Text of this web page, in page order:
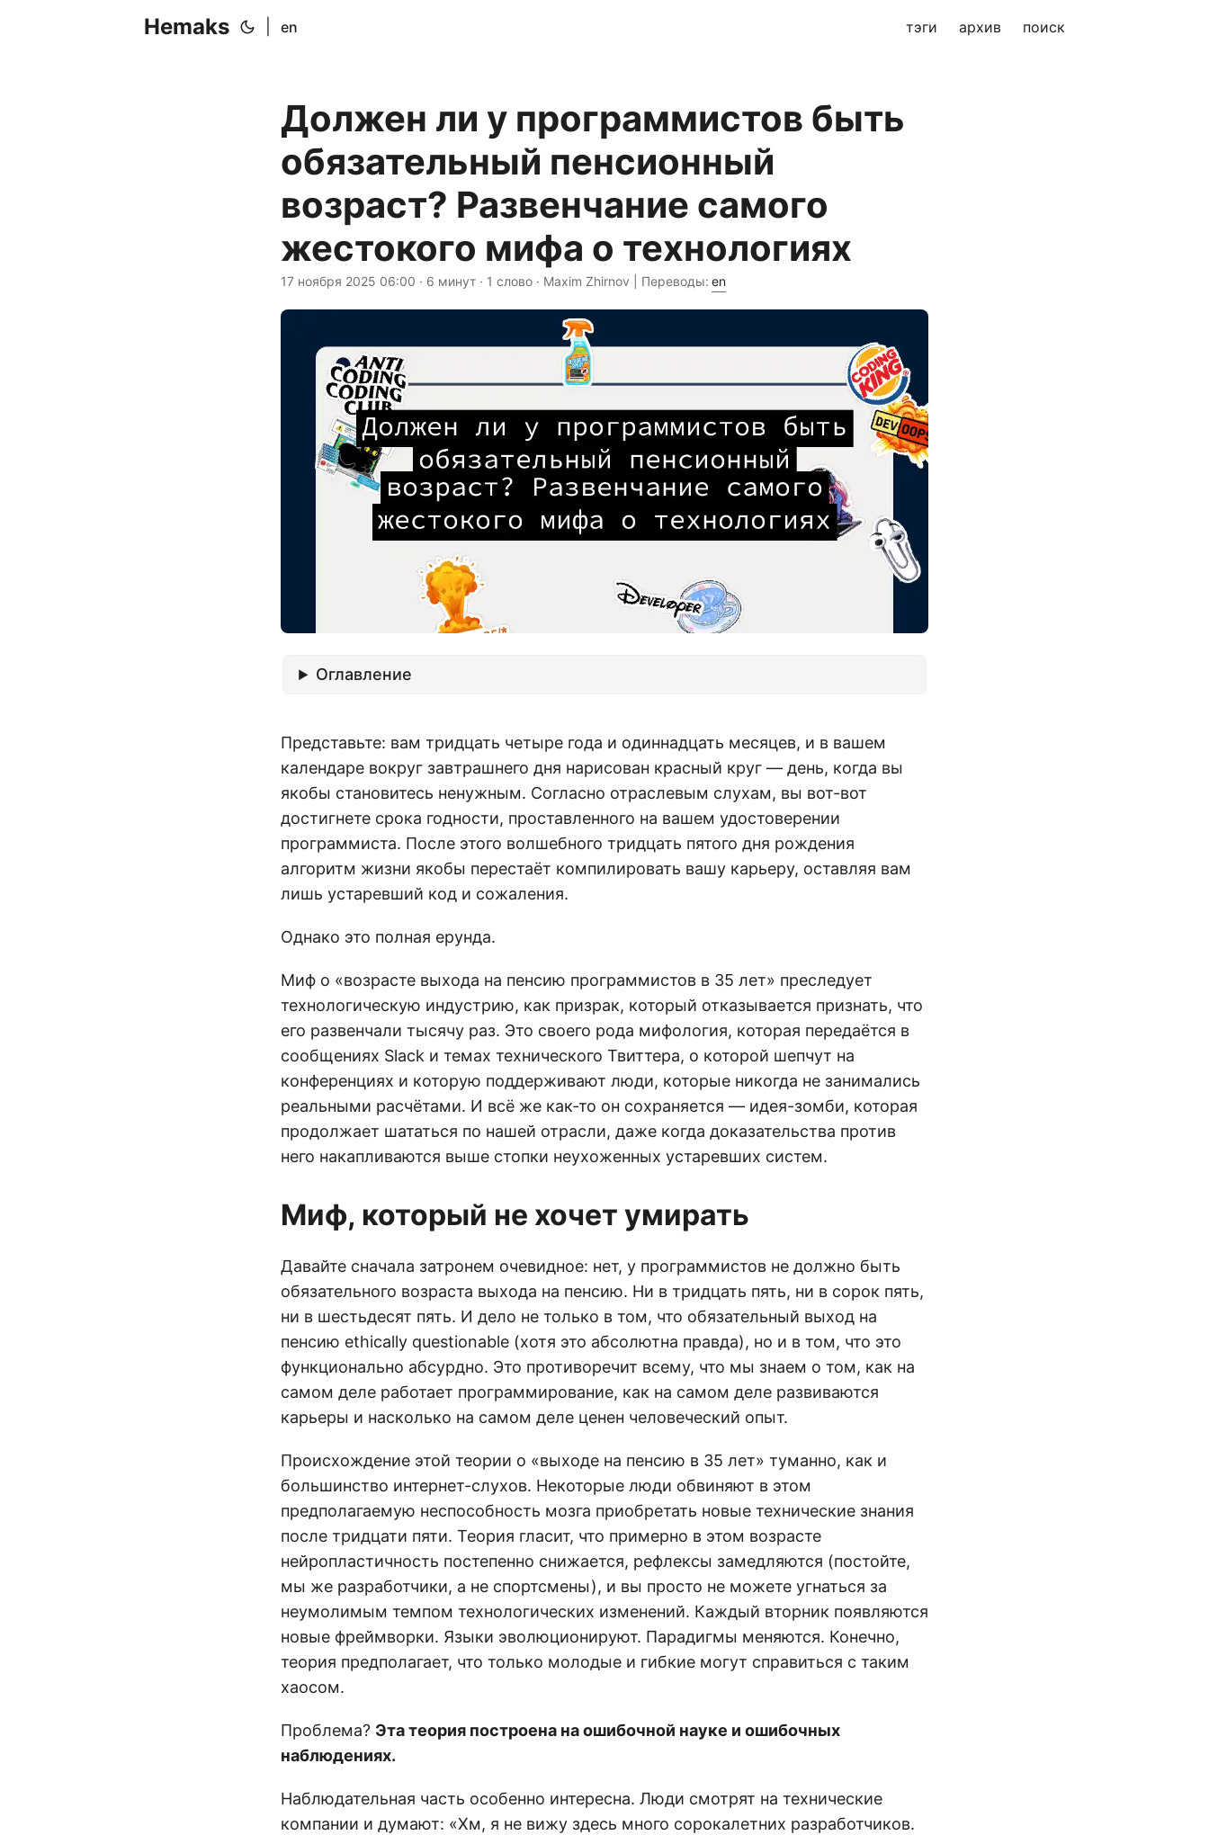
Hemaks en тэги архив поиск
Должен ли у программистов быть
обязательный пенсионный
возраст? Развенчание самого
жестокого мифа о технологиях
17 ноября 2025 06:00 · 6 минут · 1 слово · Maxim Zhirnov | Переводы: en
Оглавление
Представьте: вам тридцать четыре года и одиннадцать месяцев, и в вашем
календаре вокруг завтрашнего дня нарисован красный круг — день, когда вы
якобы становитесь ненужным. Согласно отраслевым слухам, вы вот-вот
достигнете срока годности, проставленного на вашем удостоверении
программиста. После этого волшебного тридцать пятого дня рождения
алгоритм жизни якобы перестаёт компилировать вашу карьеру, оставляя вам
лишь устаревший код и сожаления.
Однако это полная ерунда.
Миф о «возрасте выхода на пенсию программистов в 35 лет» преследует
технологическую индустрию, как призрак, который отказывается признать, что
его развенчали тысячу раз. Это своего рода мифология, которая передаётся в
сообщениях Slack и темах технического Твиттера, о которой шепчут на
конференциях и которую поддерживают люди, которые никогда не занимались
реальными расчётами. И всё же как-то он сохраняется — идея-зомби, которая
продолжает шататься по нашей отрасли, даже когда доказательства против
него накапливаются выше стопки неухоженных устаревших систем.
Миф, который не хочет умирать
Давайте сначала затронем очевидное: нет, у программистов не должно быть
обязательного возраста выхода на пенсию. Ни в тридцать пять, ни в сорок пять,
ни в шестьдесят пять. И дело не только в том, что обязательный выход на
пенсию ethically questionable (хотя это абсолютна правда), но и в том, что это
функционально абсурдно. Это противоречит всему, что мы знаем о том, как на
самом деле работает программирование, как на самом деле развиваются
карьеры и насколько на самом деле ценен человеческий опыт.
Происхождение этой теории о «выходе на пенсию в 35 лет» туманно, как и
большинство интернет-слухов. Некоторые люди обвиняют в этом
предполагаемую неспособность мозга приобретать новые технические знания
после тридцати пяти. Теория гласит, что примерно в этом возрасте
нейропластичность постепенно снижается, рефлексы замедляются (постойте,
мы же разработчики, а не спортсмены), и вы просто не можете угнаться за
неумолимым темпом технологических изменений. Каждый вторник появляются
новые фреймворки. Языки эволюционируют. Парадигмы меняются. Конечно,
теория предполагает, что только молодые и гибкие могут справиться с таким
хаосом.
Проблема? Эта теория построена на ошибочной науке и ошибочных
наблюдениях.
Наблюдательная часть особенно интересна. Люди смотрят на технические
компании и думают: «Хм, я не вижу здесь много сорокалетних разработчиков.